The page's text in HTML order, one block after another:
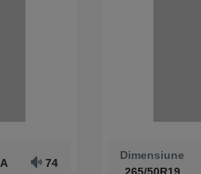
A 74
Dimensiune